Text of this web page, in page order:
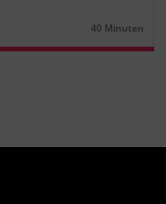
Dauer:
40 Minuten